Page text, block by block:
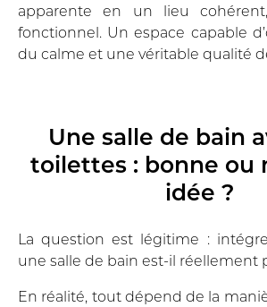
apparente en un lieu
fonctionnel. Un espace capable
du calme et une véritable qualité
Une salle de bain
toilettes : bonne ou
idée ?
La question est légitime :
une salle de bain est-il réellement
En réalité, tout dépend de la